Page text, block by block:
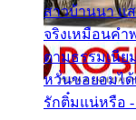
สาวบ้านนา แ
จริงเหมือนคำ
ตามธรรมเนีย
หวั่นขอยอมได้
รักติ๋มแน่หรือ -